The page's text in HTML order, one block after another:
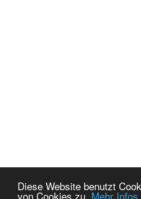
Diese Website benutzt
von Cookies zu. Mehr Infos